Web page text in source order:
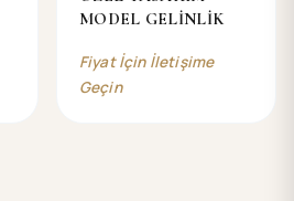
MODEL GELİNLİK
Fiyat İçin İletişime
Geçin